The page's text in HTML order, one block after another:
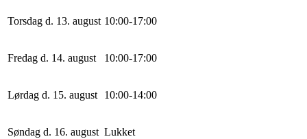
Torsdag d. 13. august 10:00-17:00
Fredag d. 14. august 10:00-17:00
Lørdag d. 15. august 10:00-14:00
Søndag d. 16. august Lukket